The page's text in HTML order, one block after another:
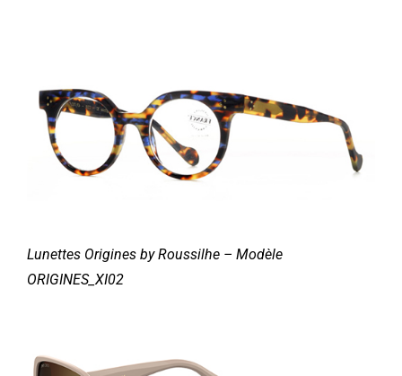
Lunettes Origines by Roussilhe – Modèle
ORIGINES_XI02